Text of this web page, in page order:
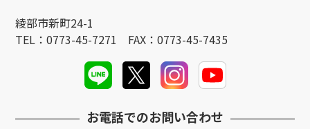
綾部市新町24-1
TEL：0773-45-7271 FAX：0773-45-7435
お電話でのお問い合わせ